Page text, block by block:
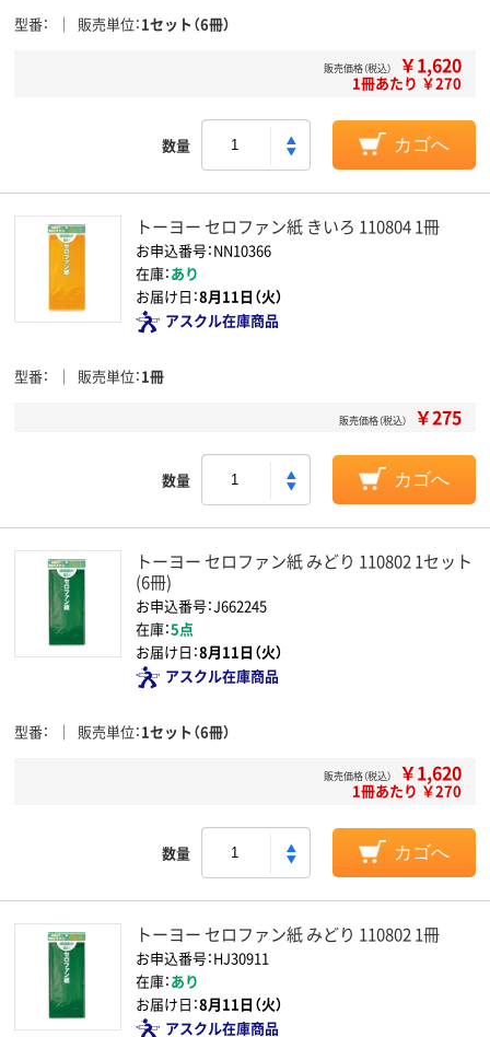
型番 販売単位 1セット（6冊）
販売価格（税込） ￥1,620
1冊あたり ￥270
数量 カゴへ
トーヨー セロファン紙 きいろ 110804 1冊
お申込番号：NN10366
在庫：あり
お届け日：8月11日（火）
アスクル在庫商品
型番 販売単位 1冊
販売価格（税込） ￥275
数量 カゴへ
トーヨー セロファン紙 みどり 110802 1セット
(6冊)
お申込番号：J662245
在庫：5点
お届け日：8月11日（火）
アスクル在庫商品
型番 販売単位 1セット（6冊）
販売価格（税込） ￥1,620
1冊あたり ￥270
数量 カゴへ
トーヨー セロファン紙 みどり 110802 1冊
お申込番号：HJ30911
在庫：あり
お届け日：8月11日（火）
アスクル在庫商品